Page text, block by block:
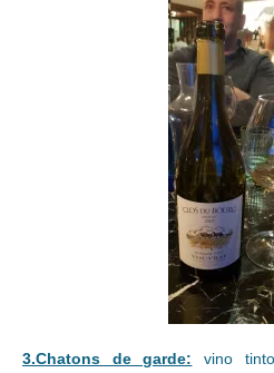
3.Chatons de garde: vino